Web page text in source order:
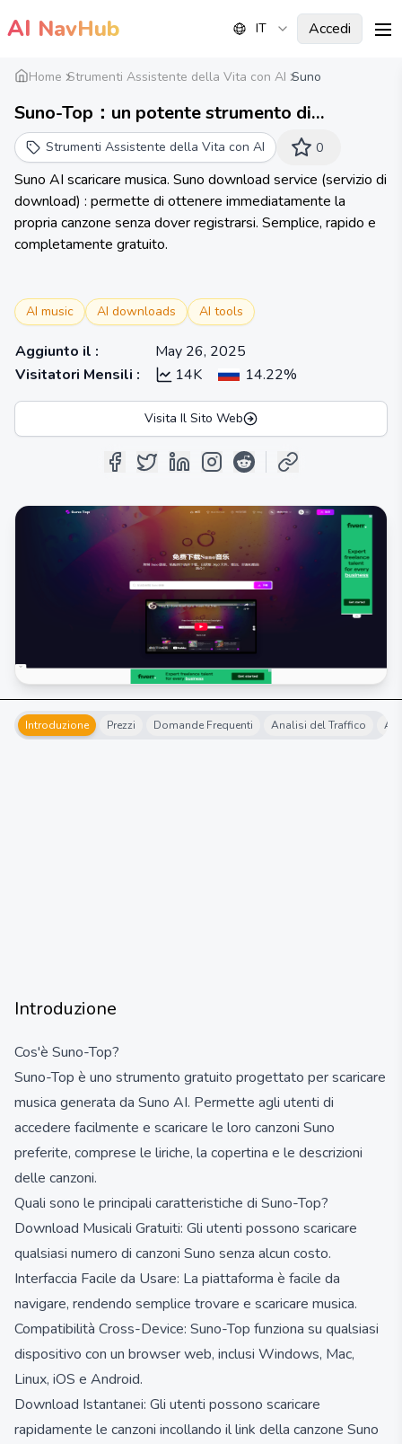
AI NavHub IT Accedi
Home Strumenti Assistente della Vita con AI Suno
Suno-Top：un potente strumento di
download musicale Suno, veloce e gratuito.
Strumenti Assistente della Vita con AI 0
Suno AI scaricare musica. Suno download service (servizio di
download) : permette di ottenere immediatamente la
propria canzone senza dover registrarsi. Semplice, rapido e
completamente gratuito.
AI music AI downloads AI tools
Aggiunto il :
May 26, 2025
Visitatori Mensili : 14K 14.22%
Visita Il Sito Web
Introduzione Prezzi Domande Frequenti Analisi del Traffico
Introduzione
Cos'è Suno-Top?
Suno-Top è uno strumento gratuito progettato per scaricare
musica generata da Suno AI. Permette agli utenti di
accedere facilmente e scaricare le loro canzoni Suno
preferite, comprese le liriche, la copertina e le descrizioni
delle canzoni.
Quali sono le principali caratteristiche di Suno-Top?
Download Musicali Gratuiti: Gli utenti possono scaricare
qualsiasi numero di canzoni Suno senza alcun costo.
Interfaccia Facile da Usare: La piattaforma è facile da
navigare, rendendo semplice trovare e scaricare musica.
Compatibilità Cross-Device: Suno-Top funziona su qualsiasi
dispositivo con un browser web, inclusi Windows, Mac,
Linux, iOS e Android.
Download Istantanei: Gli utenti possono scaricare
rapidamente le canzoni incollando il link della canzone Suno